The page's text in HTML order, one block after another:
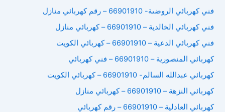
فني كهربائي الروضىة- 66901910 – رقم كهربائي منازل
فني كهربائي الخالدية – 66901910 – كهربائي منازل
فني كهربائي الدعية – 66901910 – كهربائي الكويت
كهربائي المنصورية – 66901910 – فني كهربائي
كهربائي عبدالله السالم- 66901910 – كهربائي الكويت
كهربائي النزهة – 66901910 – كهربائي منازل
كهربائي العادلية – 66901910 – رقم كهربائي